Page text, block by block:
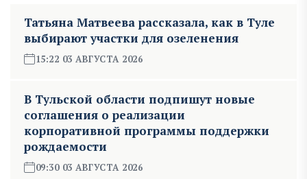
Татьяна Матвеева рассказала, как в Туле
выбирают участки для озеленения
15:22 03 АВГУСТА 2026
В Тульской области подпишут новые
соглашения о реализации
корпоративной программы поддержки
рождаемости
09:30 03 АВГУСТА 2026